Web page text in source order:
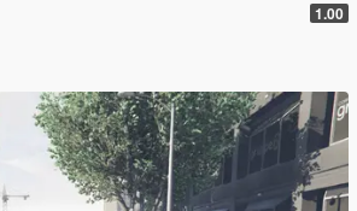
1.00